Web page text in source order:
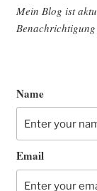
Mein Blog ist
Name
Email